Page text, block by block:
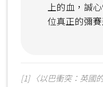
上的血，誠
位真正的彌
[1] 〈以巴衝突：英國